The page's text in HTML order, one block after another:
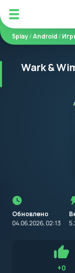
5play/Android /
Wark &
Обновлено
04.06.2026, 02:13
обращать
OS. Мы
+0